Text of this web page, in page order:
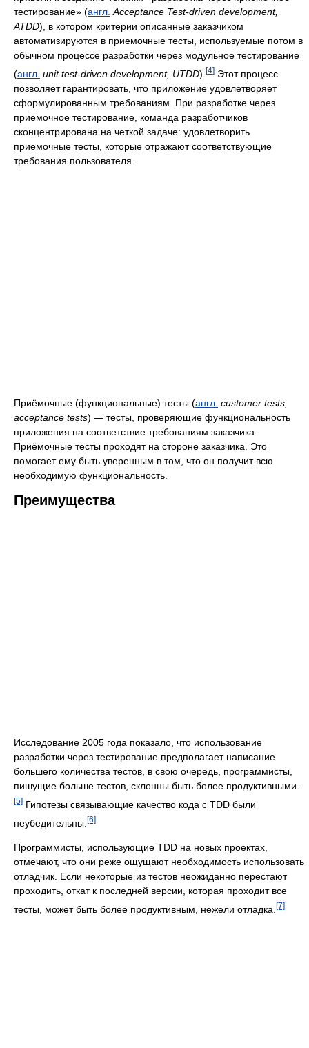
тестирование» (англ. Acceptance Test-driven development,
ATDD), в котором критерии описанные заказчиком
автоматизируются в приемочные тесты, используемые потом в
обычном процессе разработки через модульное тестирование
(англ. unit test-driven development, UTDD). [4] Этот процесс
позволяет гарантировать, что приложение удовлетворяет
сформулированным требованиям. При разработке через
приёмочное тестирование, команда разработчиков
сконцентрирована на четкой задаче: удовлетворить
приемочные тесты, которые отражают соответствующие
требования пользователя.
Приёмочные (функциональные) тесты (англ. customer tests,
acceptance tests) — тесты, проверяющие функциональность
приложения на соответствие требованиям заказчика.
Приёмочные тесты проходят на стороне заказчика. Это
помогает ему быть уверенным в том, что он получит всю
необходимую функциональность.
Преимущества
Исследование 2005 года показало, что использование
разработки через тестирование предполагает написание
большего количества тестов, в свою очередь, программисты,
пишущие больше тестов, склонны быть более продуктивными.
[5] Гипотезы связывающие качество кода с TDD были
неубедительны. [6]
Программисты, использующие TDD на новых проектах,
отмечают, что они реже ощущают необходимость использовать
отладчик. Если некоторые из тестов неожиданно перестают
проходить, откат к последней версии, которая проходит все
тесты, может быть более продуктивным, нежели отладка. [7]